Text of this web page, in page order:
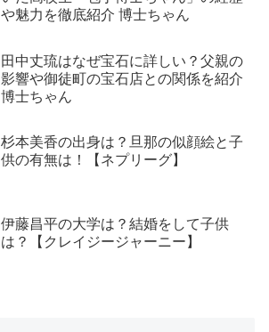
や魅力を徹底紹介 博士ちゃん
田中丈琉はなぜ宝石に詳しい？父親の
影響や御徒町の宝石店との関係を紹介
博士ちゃん
杉本美香の出身は？旦那の似顔絵と子
供の有無は！【ネプリーグ】
伊藤昌平の大学は？結婚をして子供
は？【クレイジージャーニー】